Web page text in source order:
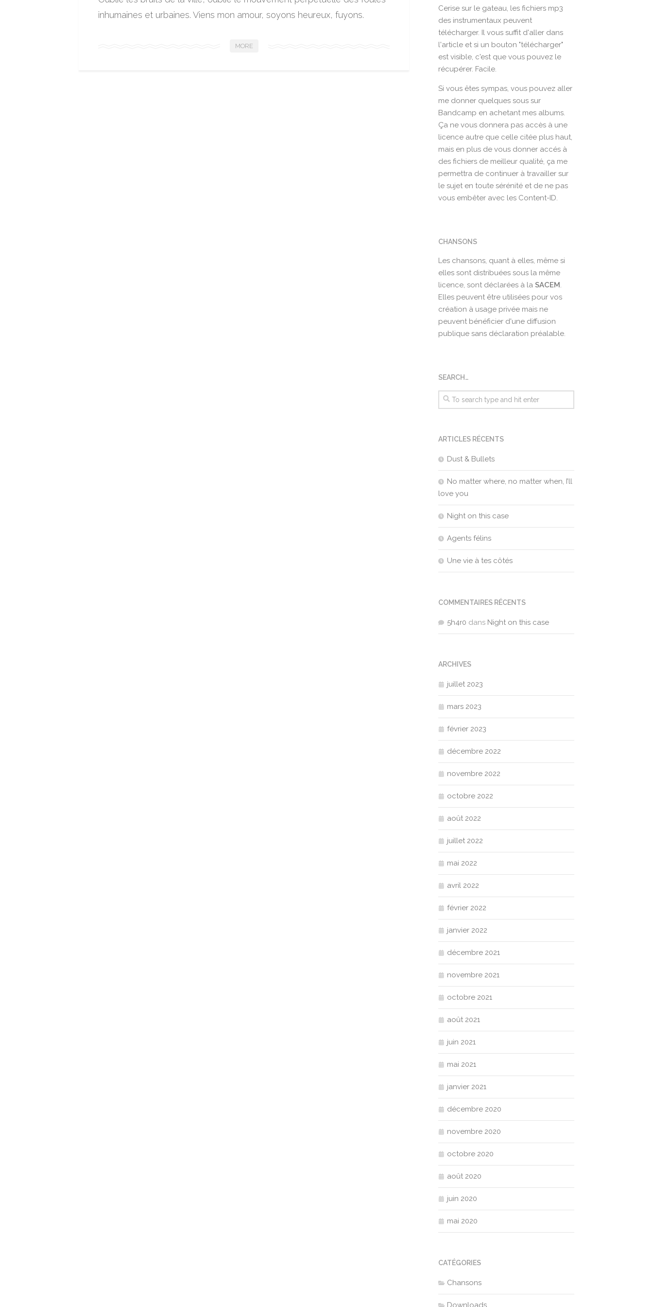
inhumaines et urbaines. Viens mon amour, soyons heureux, fuyons.
MORE
Cerise sur le gateau, les fichiers mp3
des instrumentaux peuvent
télécharger. Il vous suffit d'aller dans
l'article et si un bouton "télécharger"
est visible, c'est que vous pouvez le
récupérer. Facile.
Si vous êtes sympas, vous pouvez aller
me donner quelques sous sur
Bandcamp en achetant mes albums.
Ça ne vous donnera pas accès à une
licence autre que celle citée plus haut,
mais en plus de vous donner accés à
des fichiers de meilleur qualité, ça me
permettra de continuer à travailler sur
le sujet en toute sérénité et de ne pas
vous embêter avec les Content-ID.
CHANSONS
Les chansons, quant à elles, même si
elles sont distribuées sous la même
licence, sont déclarées à la SACEM.
Elles peuvent être utilisées pour vos
création à usage privée mais ne
peuvent bénéficier d'une diffusion
publique sans déclaration préalable.
SEARCH…
ARTICLES RÉCENTS
Dust & Bullets
No matter where, no matter when, I’ll
love you
Night on this case
Agents félins
Une vie à tes côtés
COMMENTAIRES RÉCENTS
5h4r0 dans Night on this case
ARCHIVES
juillet 2023
mars 2023
février 2023
décembre 2022
novembre 2022
octobre 2022
août 2022
juillet 2022
mai 2022
avril 2022
février 2022
janvier 2022
décembre 2021
novembre 2021
octobre 2021
août 2021
juin 2021
mai 2021
janvier 2021
décembre 2020
novembre 2020
octobre 2020
août 2020
juin 2020
mai 2020
CATÉGORIES
Chansons
Downloads